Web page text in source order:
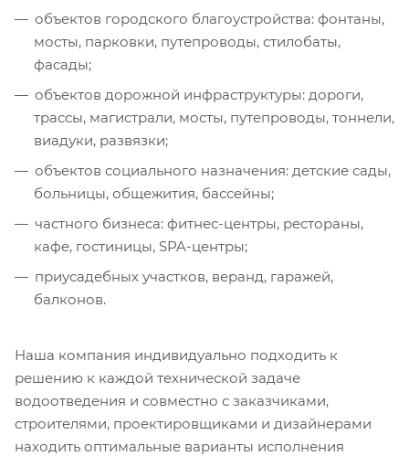
объектов городского благоустройства: фонтаны,
мосты, парковки, путепроводы, стилобаты,
фасады;
объектов дорожной инфраструктуры: дороги,
трассы, магистрали, мосты, путепроводы, тоннели,
виадуки, развязки;
объектов социального назначения: детские сады,
больницы, общежития, бассейны;
частного бизнеса: фитнес-центры, рестораны,
кафе, гостиницы, SPA-центры;
приусадебных участков, веранд, гаражей,
балконов.
Наша компания индивидуально подходить к
решению к каждой технической задаче
водоотведения и совместно с заказчиками,
строителями, проектировщиками и дизайнерами
находить оптимальные варианты исполнения